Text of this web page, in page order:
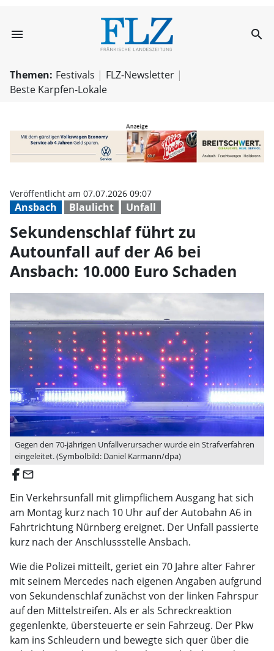
menu search
Themen: Festivals
FLZ-Newsletter
Beste Karpfen-Lokale
Ansbach Blaulicht Unfall
Veröffentlicht am 07.07.2026 09:07
Sekundenschlaf führt zu
Autounfall auf der A6 bei
Ansbach: 10.000 Euro Schaden
Gegen den 70-jährigen Unfallverursacher wurde ein Strafverfahren
eingeleitet. (Symbolbild: Daniel Karmann/dpa)
email
Ein Verkehrsunfall mit glimpflichem Ausgang hat sich
am Montag kurz nach 10 Uhr auf der Autobahn A6 in
Fahrtrichtung Nürnberg ereignet. Der Unfall passierte
kurz nach der Anschlussstelle Ansbach.
Wie die Polizei mitteilt, geriet ein 70 Jahre alter Fahrer
mit seinem Mercedes nach eigenen Angaben aufgrund
von Sekundenschlaf zunächst von der linken Fahrspur
auf den Mittelstreifen. Als er als Schreckreaktion
gegenlenkte, übersteuerte er sein Fahrzeug. Der Pkw
kam ins Schleudern und bewegte sich quer über die